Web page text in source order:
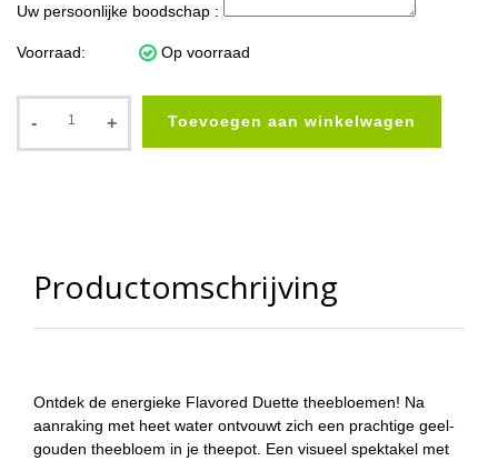
Uw persoonlijke boodschap :
Voorraad: Op voorraad
- + Toevoegen aan winkelwagen
Productomschrijving
Ontdek de energieke Flavored Duette theebloemen! Na
aanraking met heet water ontvouwt zich een prachtige geel-
gouden theebloem in je theepot. Een visueel spektakel met